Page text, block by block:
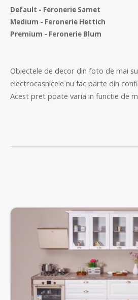
Default - Feronerie Samet
Medium - Feronerie Hettich
Premium - Feronerie Blum
Obiectele de decor din foto de mai
electrocasnicele nu fac parte din
Acest pret poate varia in functie de